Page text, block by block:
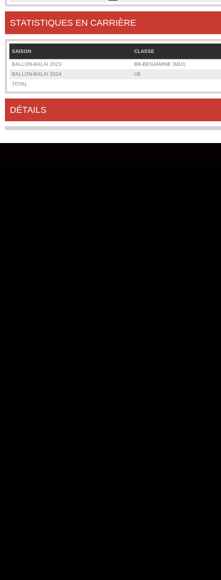
STATISTIQUES EN CARRIÈRE
SAISON CLASSE
BALLON-BALAI 2023
BB-BENJAMINE (M10)
BALLON-BALAI 2024
U8
TOTAL
DÉTAILS